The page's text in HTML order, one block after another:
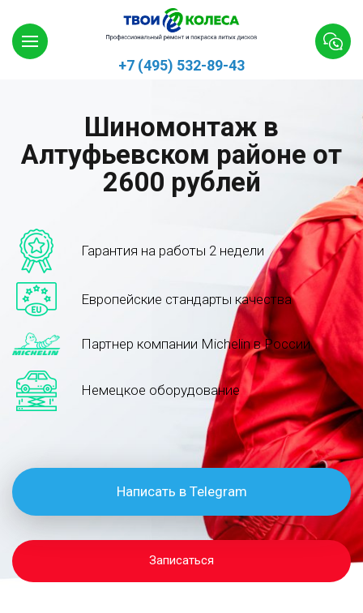
+7 (495) 532-89-43
Шиномонтаж в
Алтуфьевском районе от
2600 рублей
Гарантия на работы 2 недели
Европейские стандарты качества
Партнер компании Michelin в России
Немецкое оборудование
Написать в Telegram
Записаться